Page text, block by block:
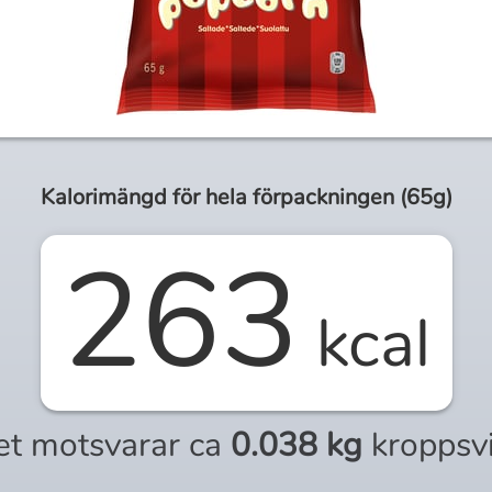
Kalorimängd förhela förpackningen (65g)
263 kcal
motsvarar ca 0.038 kg